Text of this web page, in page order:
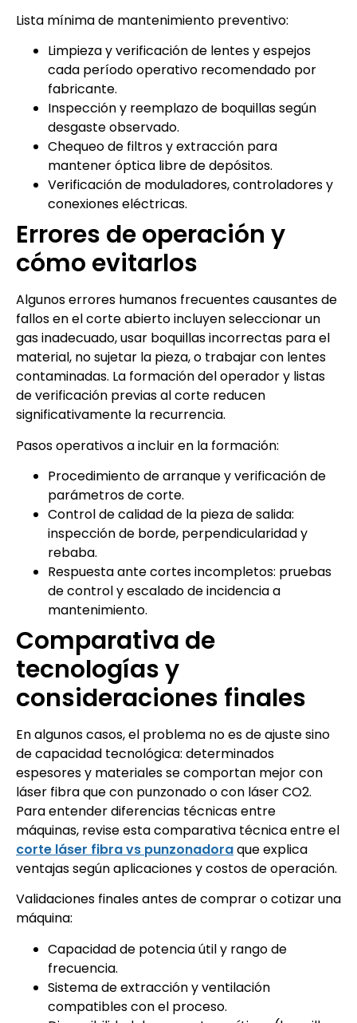
Lista mínima de mantenimiento preventivo:
Limpieza y verificación de lentes y espejos
cada período operativo recomendado por
fabricante.
Inspección y reemplazo de boquillas según
desgaste observado.
Chequeo de filtros y extracción para
mantener óptica libre de depósitos.
Verificación de moduladores, controladores y
conexiones eléctricas.
Errores de operación y
cómo evitarlos
Algunos errores humanos frecuentes causantes de
fallos en el corte abierto incluyen seleccionar un
gas inadecuado, usar boquillas incorrectas para el
material, no sujetar la pieza, o trabajar con lentes
contaminadas. La formación del operador y listas
de verificación previas al corte reducen
significativamente la recurrencia.
Pasos operativos a incluir en la formación:
Procedimiento de arranque y verificación de
parámetros de corte.
Control de calidad de la pieza de salida:
inspección de borde, perpendicularidad y
rebaba.
Respuesta ante cortes incompletos: pruebas
de control y escalado de incidencia a
mantenimiento.
Comparativa de
tecnologías y
consideraciones finales
En algunos casos, el problema no es de ajuste sino
de capacidad tecnológica: determinados
espesores y materiales se comportan mejor con
láser fibra que con punzonado o con láser CO2.
Para entender diferencias técnicas entre
máquinas, revise esta comparativa técnica entre el
corte láser fibra vs punzonadoraque explica
ventajas según aplicaciones y costos de operación.
Validaciones finales antes de comprar o cotizar una
máquina:
Capacidad de potencia útil y rango de
frecuencia.
Sistema de extracción y ventilación
compatibles con el proceso.